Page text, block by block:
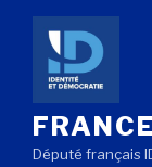
Aller
contenu
principal
Député français